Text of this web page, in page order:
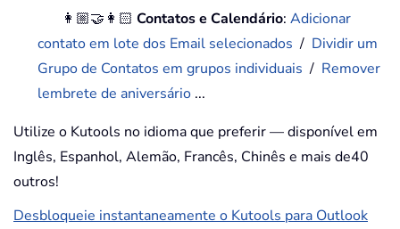
👩🏼‍🤝‍👩🏻Contatos e Calendário:Adicionar
contato em lote dos Email selecionados / Dividir um
Grupo de Contatos em grupos individuais / Remover
lembrete de aniversário ...
Utilize o Kutools no idioma que preferir — disponível em
Inglês, Espanhol, Alemão, Francês, Chinês e mais de40
outros!
Desbloqueie instantaneamente o Kutools para Outlook